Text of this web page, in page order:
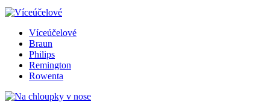
Víceúčelové
Braun
Philips
Remington
Rowenta